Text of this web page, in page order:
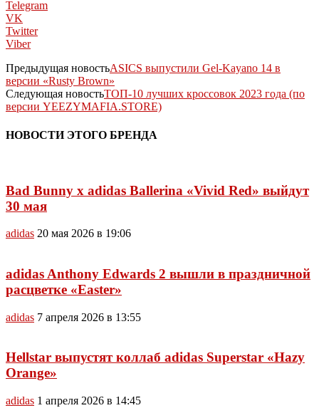
Telegram
VK
Twitter
Viber
Предыдущая новостьASICS выпустили Gel-Kayano 14 в
версии «Rusty Brown»
Следующая новостьТОП-10 лучших кроссовок 2023 года (по
версии YEEZYMAFIA.STORE)
НОВОСТИ ЭТОГО БРЕНДА
Bad Bunny x adidas Ballerina «Vivid Red» выйдут
30 мая
adidas 20 мая 2026 в 19:06
adidas Anthony Edwards 2 вышли в праздничной
расцветке «Easter»
adidas 7 апреля 2026 в 13:55
Hellstar выпустят коллаб adidas Superstar «Hazy
Orange»
adidas 1 апреля 2026 в 14:45